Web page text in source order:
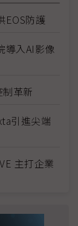
EOS防護
導入AI影像
革新
引進尖端
主打企業